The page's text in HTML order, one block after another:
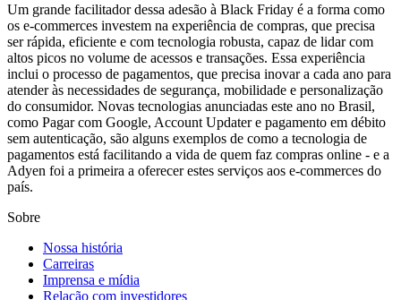
Um grande facilitador dessa adesão à Black Friday é a forma como
os e-commerces investem na experiência de compras, que precisa
ser rápida, eficiente e com tecnologia robusta, capaz de lidar com
altos picos no volume de acessos e transações. Essa experiência
inclui o processo de pagamentos, que precisa inovar a cada ano para
atender às necessidades de segurança, mobilidade e personalização
do consumidor. Novas tecnologias anunciadas este ano no Brasil,
como Pagar com Google, Account Updater e pagamento em débito
sem autenticação, são alguns exemplos de como a tecnologia de
pagamentos está facilitando a vida de quem faz compras online - e a
Adyen foi a primeira a oferecer estes serviços aos e-commerces do
país.
Sobre
Nossa história
Carreiras
Imprensa e mídia
Relação com investidores